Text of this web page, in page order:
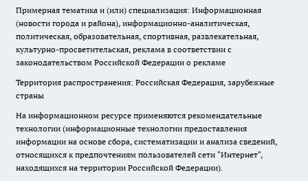
Примерная тематика и (или) специализация: Информационная
(новости города и района), информационно-аналитическая,
политическая, образовательная, спортивная, развлекательная,
культурно-просветительская, реклама в соответствии с
законодательством Российской Федерации о рекламе
Территория распространения: Российская Федерация, зарубежные
страны
На информационном ресурсе применяются рекомендательные
технологии (информационные технологии предоставления
информации на основе сбора, систематизации и анализа сведений,
относящихся к предпочтениям пользователей сети "Интернет",
находящихся на территории Российской Федерации).